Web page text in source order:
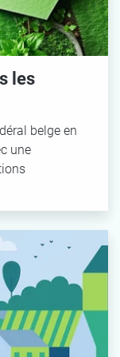
les
belge en
une